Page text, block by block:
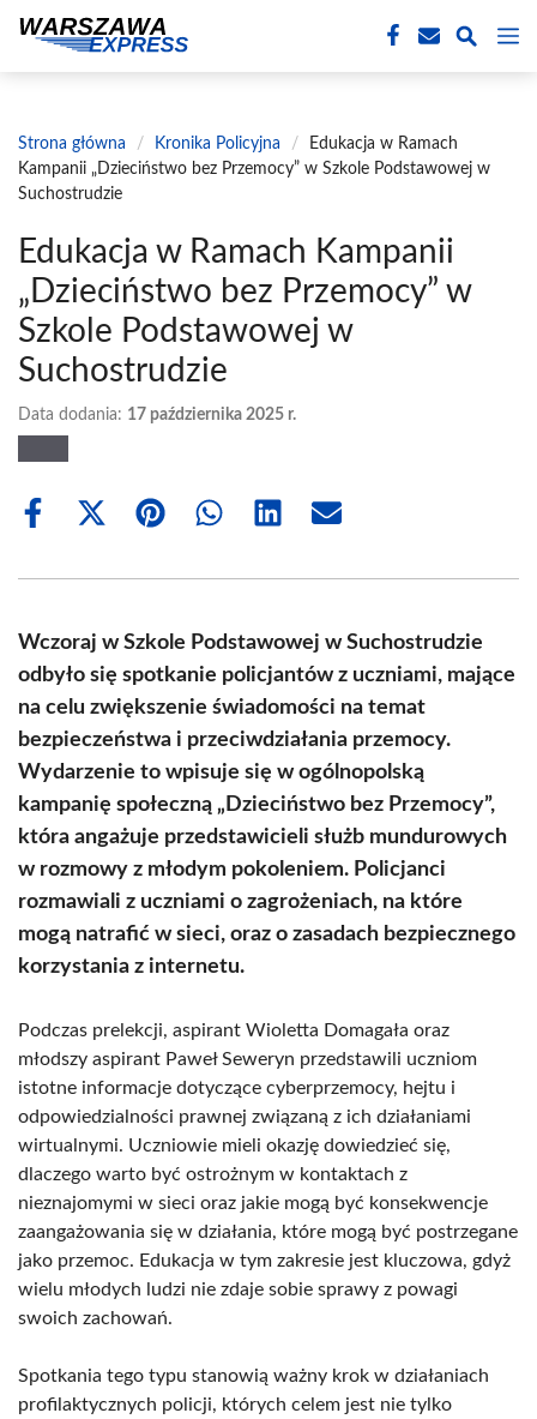
treści
Strona główna / Kronika Policyjna /
Edukacja w Ramach
Kampanii „Dzieciństwo bez Przemocy” w Szkole Podstawowej w
Suchostrudzie
Edukacja w Ramach Kampanii
„Dzieciństwo bez Przemocy” w
Szkole Podstawowej w
Suchostrudzie
Data dodania: 17 października 2025 r.
Share
Share
(Twitter)
Share Share Share Share
Wczoraj w Szkole Podstawowej w Suchostrudzie
odbyło się spotkanie policjantów z uczniami, mające
na celu zwiększenie świadomości na temat
bezpieczeństwa i przeciwdziałania przemocy.
Wydarzenie to wpisuje się w ogólnopolską
kampanię społeczną „Dzieciństwo bez Przemocy”,
która angażuje przedstawicieli służb mundurowych
w rozmowy z młodym pokoleniem. Policjanci
rozmawiali z uczniami o zagrożeniach, na które
mogą natrafić w sieci, oraz o zasadach bezpiecznego
korzystania z internetu.
Podczas prelekcji, aspirant Wioletta Domagała oraz
młodszy aspirant Paweł Seweryn przedstawili uczniom
istotne informacje dotyczące cyberprzemocy, hejtu i
odpowiedzialności prawnej związaną z ich działaniami
wirtualnymi. Uczniowie mieli okazję dowiedzieć się,
dlaczego warto być ostrożnym w kontaktach z
nieznajomymi w sieci oraz jakie mogą być konsekwencje
zaangażowania się w działania, które mogą być postrzegane
jako przemoc. Edukacja w tym zakresie jest kluczowa, gdyż
wielu młodych ludzi nie zdaje sobie sprawy z powagi
swoich zachowań.
Spotkania tego typu stanowią ważny krok w działaniach
profilaktycznych policji, których celem jest nie tylko